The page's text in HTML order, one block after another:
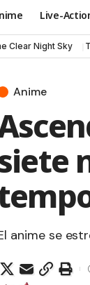
Live-
Clear Night Sky
Anime
anime se